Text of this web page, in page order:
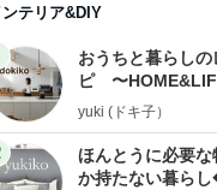
ンテリア&DIY
おうちと暮らしの
ピ 〜
yuki (ドキ子）
ほんとうに必要な
か持たない暮ら